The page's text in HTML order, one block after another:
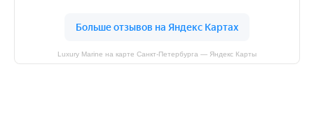
Luxury Marine на карте Санкт‑Петербурга — Яндекс Карты